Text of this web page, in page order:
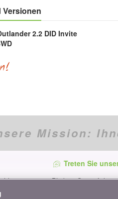
Versionen
2.2 DID Invite
Mission:
zu
Treten Sie
Bleiben Sie auf
alle Ratschläge